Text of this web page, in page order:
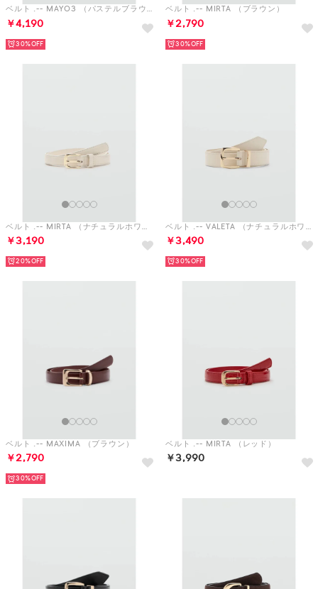
ベルト .-- MAYO3 （パステルブラウン）
￥4,190
30%
ベルト .-- MIRTA （ブラウン）
￥2,790
30%
ベルト .-- MIRTA （ナチュラルホワイト）
￥3,190
20%
ベルト .-- VALETA （ナチュラルホワイト）
￥3,490
30%
ベルト .-- MAXIMA （ブラウン）
￥2,790
30%
ベルト .-- MIRTA （レッド）
￥3,990